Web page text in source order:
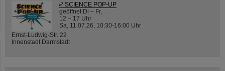
SCIENCE POP-UP
geöffnet Di – Fr,
12 – 17 Uhr
Sa, 11.07.26, 10:30-16:00 Uhr
Ernst-Ludwig-Str. 22
Innenstadt Darmstadt